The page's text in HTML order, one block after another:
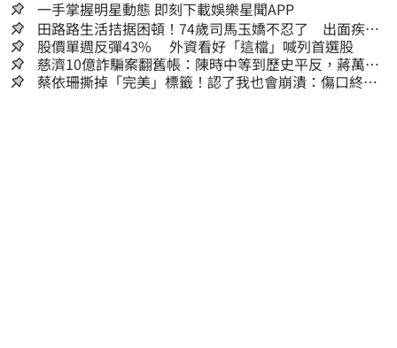
一手掌握明星動態 即刻下載娛樂星聞APP
田路路生活拮据困頓！74歲司馬玉嬌不忍了 出面疾呼1
事
股價單週反彈43% 外資看好「這檔」喊列首選股
慈濟10億詐騙案翻舊帳：陳時中等到歷史平反，蔣萬安
償還2022政治利息
蔡依珊撕掉「完美」標籤！認了我也會崩潰：傷口終究